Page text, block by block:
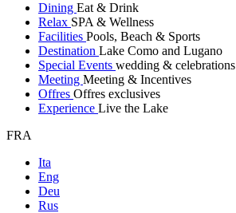
Dining Eat & Drink
Relax SPA & Wellness
Facilities Pools, Beach & Sports
Destination Lake Como and Lugano
Special Events wedding & celebrations
Meeting Meeting & Incentives
Offres Offres exclusives
Experience Live the Lake
FRA
Ita
Eng
Deu
Rus